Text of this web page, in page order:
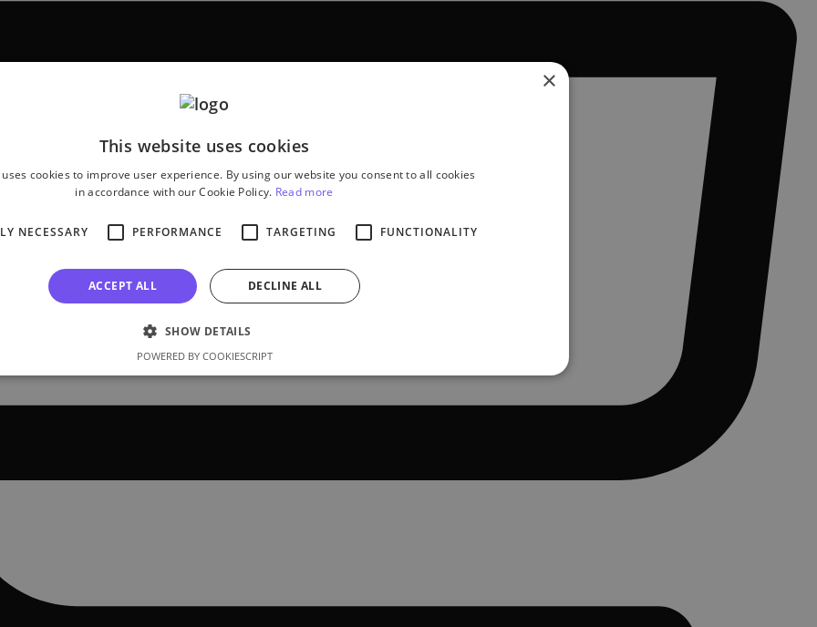
×
This website uses cookies
cookies to improve user experience. By using our website you consent to all cookies
in accordance with our Cookie Policy. Read more
NECESSARY PERFORMANCE TARGETING FUNCTIONALITY
ACCEPT ALL DECLINE ALL
SHOW DETAILS
POWERED BY COOKIESCRIPT